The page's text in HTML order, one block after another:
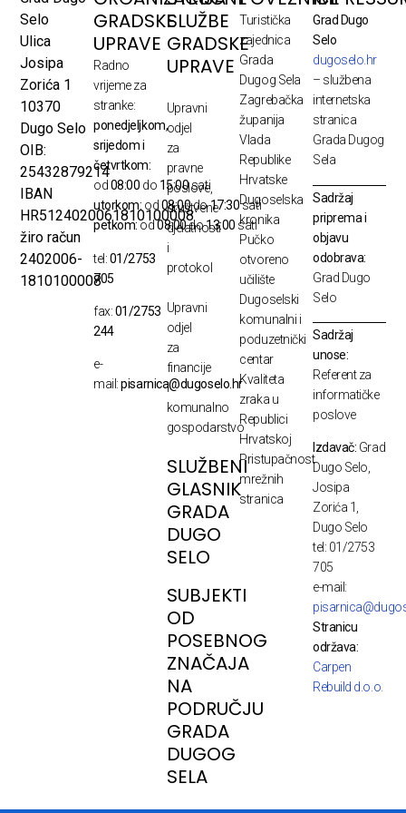
Selo
Ulica
Josipa
Zorića 1
10370
Dugo Selo
OIB:
25432879214
IBAN
HR5124020061810100008
žiro račun
2402006-
1810100008
GRADSKE
UPRAVE
Radno
vrijeme za
stranke:
ponedjeljkom,
srijedom i
četvrtkom:
od08:00 do 15:00sati
utorkom: od08:00do17:30sati
petkom:od08:00do13:00 sati
tel:01/2753
705
fax:01/2753
244
e-
mail:pisarnica@dugoselo.hr
SLUŽBE
GRADSKE
UPRAVE
Upravni
odjel
za
pravne
poslove,
društvene
djelatnosti
i
protokol
Upravni
odjel
za
financije
i
komunalno
gospodarstvo
SLUŽBENI
GLASNIK
GRADA
DUGO
SELO
SUBJEKTI
OD
POSEBNOG
ZNAČAJA
NA
PODRUČJU
GRADA
DUGOG
SELA
Turistička
zajednica
Grada
Dugog Sela
Zagrebačka
županija
Vlada
Republike
Hrvatske
Dugoselska
kronika
Pučko
otvoreno
učilište
Dugoselski
komunalni i
poduzetnički
centar
Kvaliteta
zraka u
Republici
Hrvatskoj
Pristupačnost
mrežnih
stranica
Grad Dugo
Selo
dugoselo.hr
– službena
internetska
stranica
Grada Dugog
Sela
Sadržaj
priprema i
objavu
odobrava:
Grad Dugo
Selo
Sadržaj
unose:
Referent za
informatičke
poslove
Izdavač: Grad
Dugo Selo,
Josipa
Zorića 1,
Dugo Selo
tel: 01/2753
705
e-mail:
Stranicu
održava:
Carpen
Rebuild d.o.o.